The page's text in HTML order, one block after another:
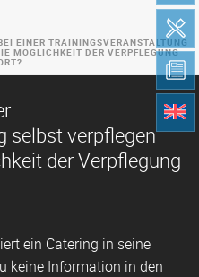
EINER TRAININGSVERANSTALTUNG
MÖGLICHKEIT DER VERPFLEGUNG
selbst verpflegen
der Verpflegung
ein Catering in seine
keine Information in den